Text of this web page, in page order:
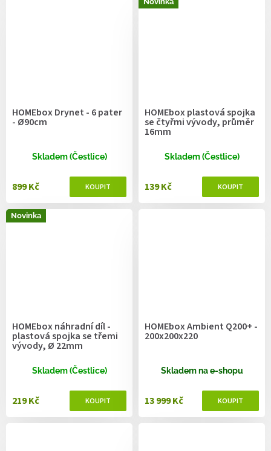
HOMEbox Drynet - 6 pater
- Ø90cm
Skladem (Čestlice)
899 Kč
HOMEbox plastová spojka
se čtyřmi vývody, průměr
16mm
Skladem (Čestlice)
139 Kč
Novinka
HOMEbox náhradní díl -
plastová spojka se třemi
vývody, Ø 22mm
Skladem (Čestlice)
219 Kč
HOMEbox Ambient Q200+ -
200x200x220
Skladem na e-shopu
13 999 Kč